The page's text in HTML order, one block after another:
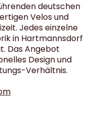
deutschen
Velos und
Jedes einzelne
in Hartmannsdorf
Das Angebot
Design und
Verhältnis.